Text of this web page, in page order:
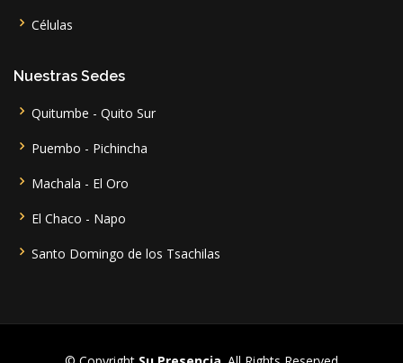
Células
Nuestras Sedes
Quitumbe - Quito Sur
Puembo - Pichincha
Machala - El Oro
El Chaco - Napo
Santo Domingo de los Tsachilas